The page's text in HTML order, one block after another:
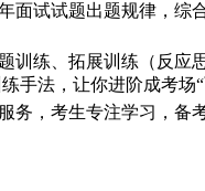
面试试题出题规律，综
训练、拓展训练（反应
手法，让你进阶成考场
务，考生专注学习，备